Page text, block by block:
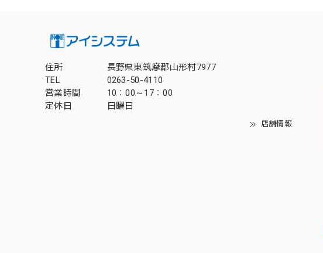
住所
長野県東筑摩郡山形村7977
TEL
0263-50-4110
営業時間
10：00～17：00
定休日
日曜日
店舗情報